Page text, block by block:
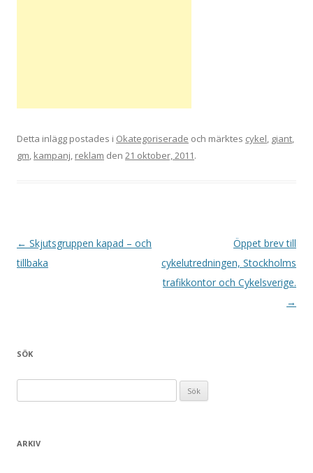
Detta inlägg postades i Okategoriserade och märktes cykel, giant,
gm, kampanj, reklam den 21 oktober, 2011.
Inläggsnavigering
← Skjutsgruppen kapad – och
tillbaka
Öppet brev till
cykelutredningen, Stockholms
trafikkontor och Cykelsverige.
→
SÖK
ARKIV